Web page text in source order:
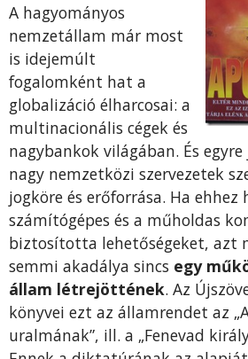
A hagyományos
nemzetállam már most
is idejemúlt
fogalomként hat a
globalizáció élharcosai: a
multinacionális cégek és
nagybankok világában. És
nagy nemzetközi szervezetek
jogköre és erőforrása. Ha ehhez
számítógépes és a műholdas
biztosította lehetőségeket, azt
semmi akadálya sincs egy
állam létrejöttének. Az
könyvei ezt az államrendet az
uralmának”, ill. a „Fenevad